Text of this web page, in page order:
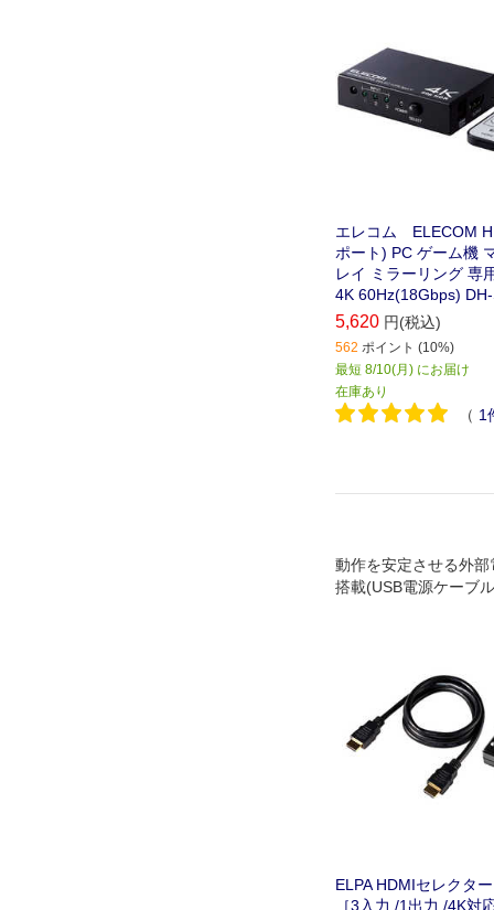
エレコム ELECOM
ポート) PC ゲーム機
レイ ミラーリング 専
4K 60Hz(18Gbps)
5,620 円(税込)
562 ポイント (10%)
最短 8/10(月) にお届け
在庫あり
（ 1
動作を安定させる外
搭載(USB電源ケーブ
ELPA HDMIセレクタ
［3入力 /1出力 /4K対